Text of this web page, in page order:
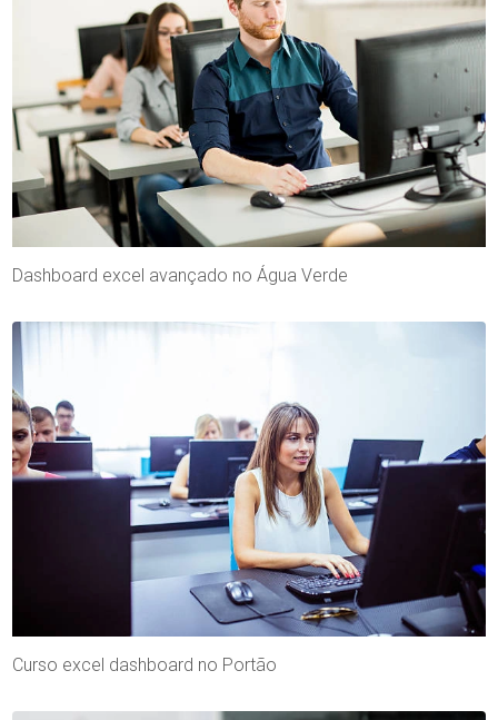
Dashboard excel avançado no Água Verde
Curso excel dashboard no Portão